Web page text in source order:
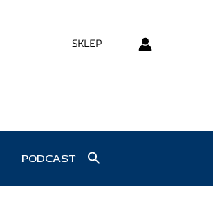
SKLEP
PODCAST